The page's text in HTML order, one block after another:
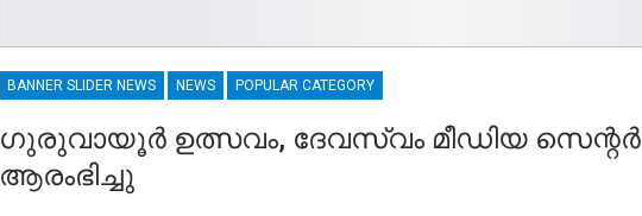
BANNER SLIDER NEWS NEWS POPULAR CATEGORY
ഗുരുവായൂർ ഉത്സവം, ദേവസ്വം മീഡിയ സെന്റർ
ആരംഭിച്ചു